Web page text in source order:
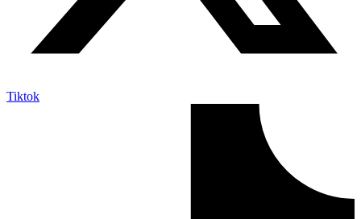
Tiktok